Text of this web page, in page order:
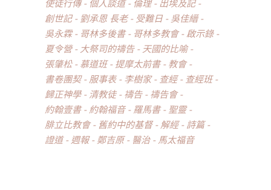
使徒行傳
個人談道 倫理
出埃及記
創世記
劉承恩 長老 受難日
吳佳縉
吳永霖
哥林多後書 哥林多教會
啟示錄
夏令營
大祭司的禱告
天國的比喻
張肇松
慕道班 提摩太前書
教會
書卷團契
服事表 李樹家 查經
查經班
歸正神學
清教徒 禱告
禱告會
約翰壹書
約翰福音 羅馬書
聖靈
腓立比教會
舊約中的基督 解經
詩篇
證道
週報 鄭吉原 醫治 馬太福音